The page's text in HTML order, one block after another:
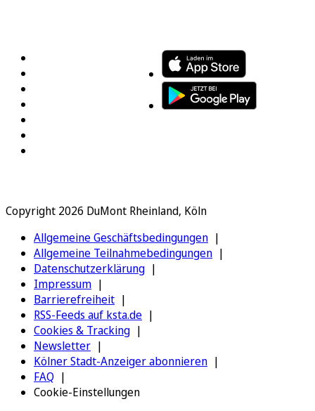
Copyright 2026 DuMont Rheinland, Köln
Allgemeine Geschäftsbedingungen
Allgemeine Teilnahmebedingungen
Datenschutzerklärung
Impressum
Barrierefreiheit
RSS-Feeds auf ksta.de
Cookies & Tracking
Newsletter
Kölner Stadt-Anzeiger abonnieren
FAQ
Cookie-Einstellungen